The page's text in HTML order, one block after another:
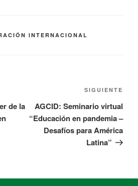
INTERNACIONAL
de la
SIGUIENTE
AGCID: Seminario virtual
“Educación en pandemia –
Desafíos para América
Latina”